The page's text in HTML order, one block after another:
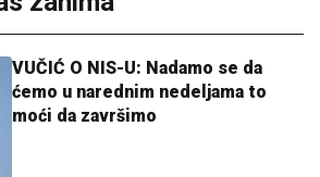
VUČIĆ O NIS-U: Nadamo se da
ćemo u narednim nedeljama to
moći da završimo